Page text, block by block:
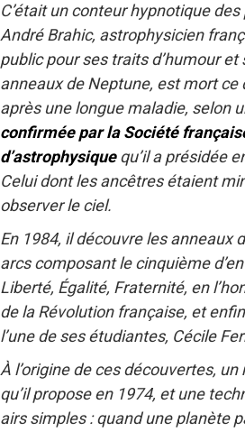
C’était un conteur hypnotique
André Brahic, astrophysicien
public pour ses traits d’humour
anneaux de Neptune, est mort ce
après une longue maladie, selon
confirmée par la Société
d’astrophysiquequ’il a présidée
Celui dont les ancêtres étaient
observer le ciel.
En 1984, il découvre les anneaux
arcs composant le cinquième
Liberté, Égalité, Fraternité, en
de la Révolution française, et
l’une de ses étudiantes, Cécile
À l’origine de ces découvertes,
qu’il propose en 1974, et une
airs simples : quand une planète